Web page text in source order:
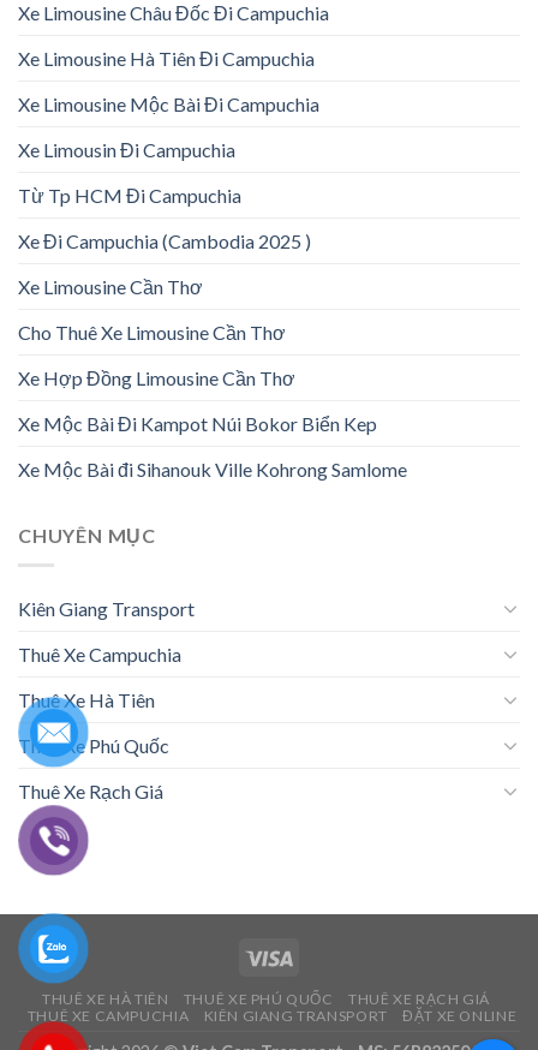
Xe Limousine Châu Đốc Đi Campuchia
Xe Limousine Hà Tiên Đi Campuchia
Xe Limousine Mộc Bài Đi Campuchia
Xe Limousin Đi Campuchia
Từ Tp HCM Đi Campuchia
Xe Đi Campuchia (Cambodia 2025 )
Xe Limousine Cần Thơ
Cho Thuê Xe Limousine Cần Thơ
Xe Hợp Đồng Limousine Cần Thơ
Xe Mộc Bài Đi Kampot Núi Bokor Biển Kep
Xe Mộc Bài đi Sihanouk Ville Kohrong Samlome
CHUYÊN MỤC
Kiên Giang Transport
Thuê Xe Campuchia
Thuê Xe Hà Tiên
Thuê Xe Phú Quốc
Thuê Xe Rạch Giá
THUÊ XE HÀ TIÊN THUÊ XE PHÚ QUỐC
THUÊ XE RẠCH GIÁ
THUÊ XE CAMPUCHIA
KIÊN GIANG TRANSPORT ĐẶT XE ONLINE